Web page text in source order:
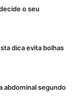
o seu
dica evita bolhas
abdominal segundo